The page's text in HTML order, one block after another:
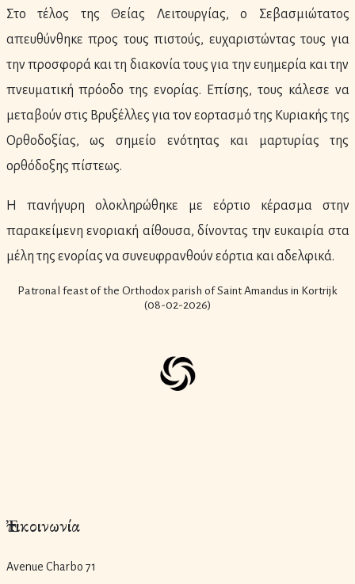
Στο τέλος της Θείας Λειτουργίας, ο Σεβασμιώτατος
απευθύνθηκε προς τους πιστούς, ευχαριστώντας τους για
την προσφορά και τη διακονία τους για την ευημερία και την
πνευματική πρόοδο της ενορίας. Επίσης, τους κάλεσε να
μεταβούν στις Βρυξέλλες για τον εορτασμό της Κυριακής της
Ορθοδοξίας, ως σημείο ενότητας και μαρτυρίας της
ορθόδοξης πίστεως.
Η πανήγυρη ολοκληρώθηκε με εόρτιο κέρασμα στην
παρακείμενη ενοριακή αίθουσα, δίνοντας την ευκαιρία στα
μέλη της ενορίας να συνευφρανθούν εόρτια και αδελφικά.
Patronal feast of the Orthodox parish of Saint Amandus in Kortrijk
(08-02-2026)
Ἐπικοινωνία
Avenue Charbo 71